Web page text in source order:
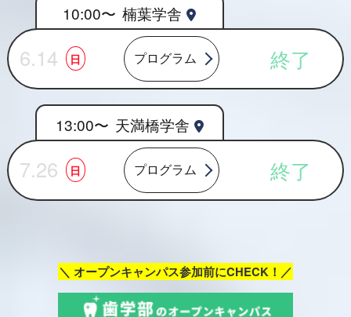
6.14 日
10:00〜 楠葉学舎
プログラム 終了
7.26 日
13:00〜 天満橋学舎
プログラム 終了
＼ オープンキャンパス参加前にCHECK！／